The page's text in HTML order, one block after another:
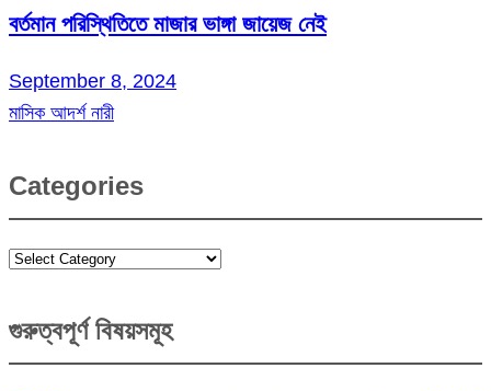
বর্তমান পরিস্থিতিতে মাজার ভাঙ্গা জায়েজ নেই
September 8, 2024
মাসিক আদর্শ নারী
Categories
Categories
গুরুত্বপূর্ণ বিষয়সমূহ